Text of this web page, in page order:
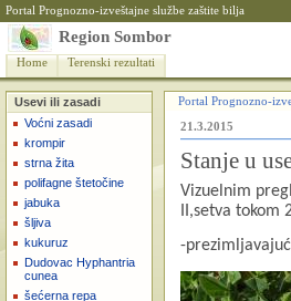
Portal Prognozno-izveštajne službe zaštite bilja
Region Sombor
Home Terenski rezultati
Usevi ili zasadi
Voćni zasadi
krompir
strna žita
polifagne štetočine
jabuka
šljiva
kukuruz
Dudovac Hyphantria
cunea
šećerna repa
Portal Prognozno-
21.3.2015
Stanje u
Vizuelnim
II,setva
-